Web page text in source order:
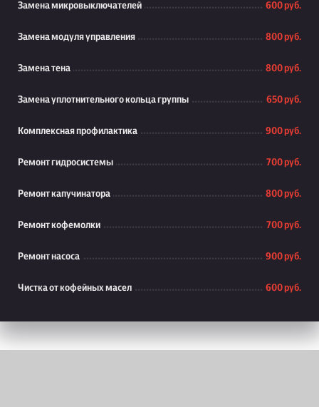
Замена микровыключателей 600 руб.
Замена модуля управления 800 руб.
Замена тена 800 руб.
Замена уплотнительного кольца группы 650 руб.
Комплексная профилактика 900 руб.
Ремонт гидросистемы 700 руб.
Ремонт капучинатора 800 руб.
Ремонт кофемолки 700 руб.
Ремонт насоса 900 руб.
Чистка от кофейных масел 600 руб.